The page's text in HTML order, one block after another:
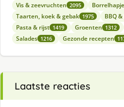
Vis & zeevruchten 2095
Taarten, koek & gebak 1975 BBQ
Pasta & rijst 1419 Groenten 1312
Salades 1216 Gezonde recepten
Laatste reacties